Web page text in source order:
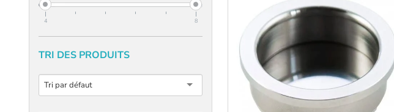
4 8
TRI DES PRODUITS
Tri par défaut